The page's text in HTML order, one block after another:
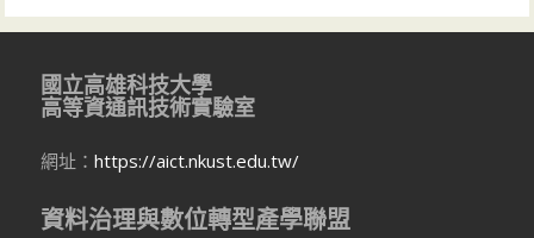
國立高雄科技大學
高等資通訊技術實驗室
網址：https://aict.nkust.edu.tw/
資料治理與數位轉型產學聯盟